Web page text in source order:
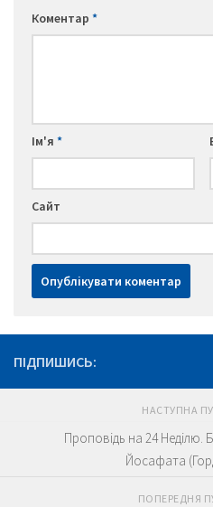
Коментар *
Ім'я *
Сайт
ПІДПИШИСЬ:
НАСТУПНА
Проповідь на 24
Йосафата
ПОПЕРЕДНЯ